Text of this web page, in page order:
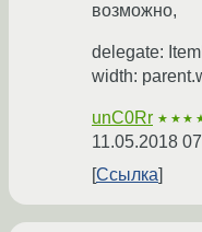
возможно,
delegate:
width:
unC0Rr
11.05.2018
Ссылка